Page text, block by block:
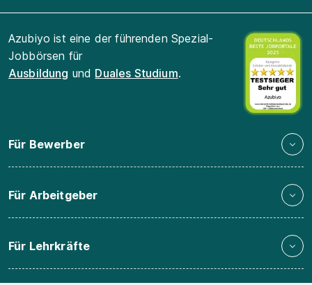
Azubiyo ist eine der führenden Spezial-
Jobbörsen für
Ausbildung und Duales Studium.
Für Bewerber
Für Arbeitgeber
Für Lehrkräfte